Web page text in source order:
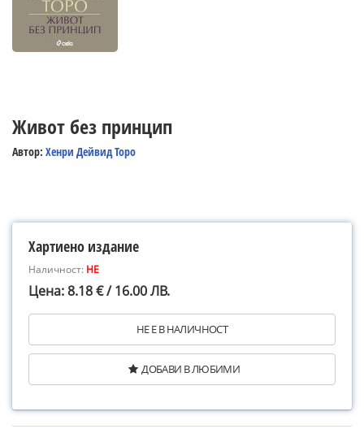
Живот без принцип
Автор: Хенри Дейвид Торо
Хартиено издание
Наличност: НЕ
Цена: 8.18 € / 16.00 ЛВ.
НЕ Е В НАЛИЧНОСТ
ДОБАВИ В ЛЮБИМИ